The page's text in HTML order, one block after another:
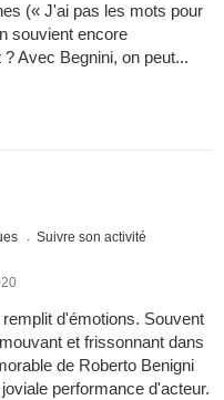
(« J'ai pas les mots pour
souvient encore
Avec Begnini, on peut...
Suivre son activité
d'émotions. Souvent
et frissonnant dans
de Roberto Benigni
performance d'acteur.